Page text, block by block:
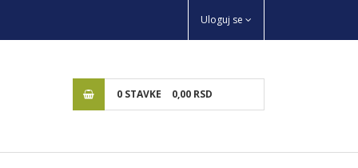
Uloguj se
0 STAVKE 0,00 RSD